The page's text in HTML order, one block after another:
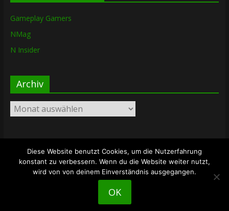
Gameplay Gamers
NMag
N Insider
Archiv
Archiv
Copyright © 2026The Lost Dungeon. Alle Rechte vorbehalten.
Theme: ColorMag vonThemeGrill. Bereitgestellt von
WordPress
Diese Website benutzt Cookies, um die Nutzerfahrung
konstant zu verbessern. Wenn du die Website weiter nutzt,
wird von von deinem Einverständnis ausgegangen.
OK